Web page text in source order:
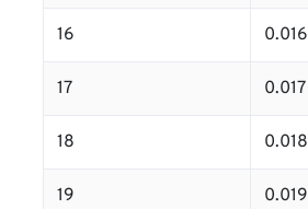
16 0.016
17 0.017
18 0.018
19 0.019